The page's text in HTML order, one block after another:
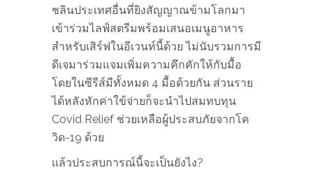
ชลินประเทศอื่นที่ยิงสัญญาณข้ามโลกมา
เข้าร่วมไลฟ์สตรีมพร้อมเสนอเมนูอาหาร
สำหรับเสิร์ฟในอีเวนท์นี้ด้วย ไม่นับรวมการมี
ดีเจมาร่วมแจมเพิ่มความคึกคักให้กับมื้อ
โดยในซีรีส์มีทั้งหมด 4 มื้อด้วยกัน ส่วนราย
ได้หลังหักค่าใข้จ่ายก็จะนำไปสมทบทุน
Covid Relief ช่วยเหลือผู้ประสบภัยจากโค
วิด-19 ด้วย
แล้วประสบการณ์นี้จะเป็นยังไง?